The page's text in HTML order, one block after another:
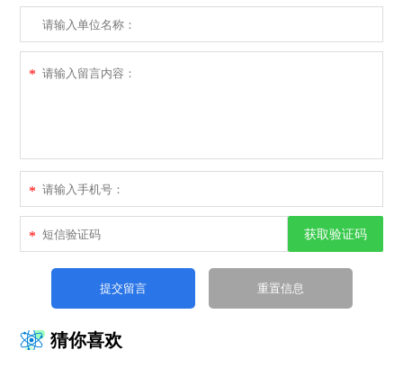
*
*
* 获取验证码
猜你喜欢